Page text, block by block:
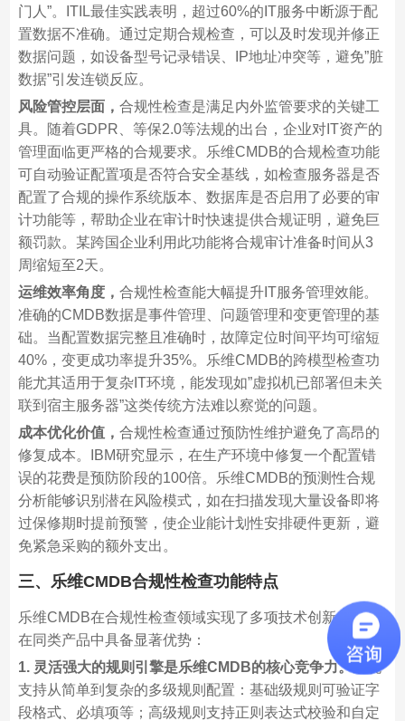
门人”。ITIL最佳实践表明，超过60%的IT服务中断源于配
置数据不准确。通过定期合规检查，可以及时发现并修正
数据问题，如设备型号记录错误、IP地址冲突等，避免”脏
数据”引发连锁反应。
风险管控层面， 合规性检查是满足内外监管要求的关键工
具。随着GDPR、等保2.0等法规的出台，企业对IT资产的
管理面临更严格的合规要求。乐维CMDB的合规检查功能
可自动验证配置项是否符合安全基线，如检查服务器是否
配置了合规的操作系统版本、数据库是否启用了必要的审
计功能等，帮助企业在审计时快速提供合规证明，避免巨
额罚款。某跨国企业利用此功能将合规审计准备时间从3
周缩短至2天。
运维效率角度， 合规性检查能大幅提升IT服务管理效能。
准确的CMDB数据是事件管理、问题管理和变更管理的基
础。当配置数据完整且准确时，故障定位时间平均可缩短
40%，变更成功率提升35%。乐维CMDB的跨模型检查功
能尤其适用于复杂IT环境，能发现如”虚拟机已部署但未关
联到宿主服务器”这类传统方法难以察觉的问题。
成本优化价值， 合规性检查通过预防性维护避免了高昂的
修复成本。IBM研究显示，在生产环境中修复一个配置错
误的花费是预防阶段的100倍。乐维CMDB的预测性合规
分析能够识别潜在风险模式，如在扫描发现大量设备即将
过保修期时提前预警，使企业能计划性安排硬件更新，避
免紧急采购的额外支出。
三、乐维CMDB合规性检查功能特点
乐维CMDB在合规性检查领域实现了多项技术创新，使其
在同类产品中具备显著优势：
1. 灵活强大的规则引擎是乐维CMDB的核心竞争力。系统
支持从简单到复杂的多级规则配置：基础级规则可验证字
段格式、必填项等；高级规则支持正则表达式校验和自定